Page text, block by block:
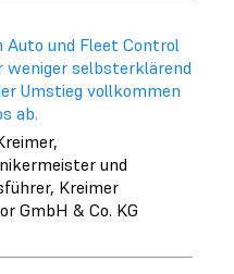
Auto und Fleet Control
weniger selbsterklärend
Umstieg vollkommen
ab.
und
Kreimer
GmbH & Co. KG